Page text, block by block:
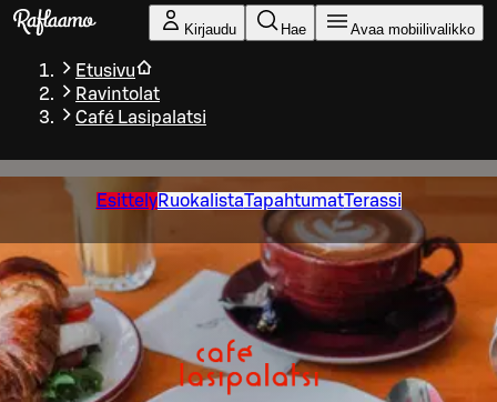
Siirry pääsisältöön
Kirjaudu Hae Avaa mobiilivalikko
Etusivu
Ravintolat
Café Lasipalatsi
EsittelyRuokalistaTapahtumatTerassi